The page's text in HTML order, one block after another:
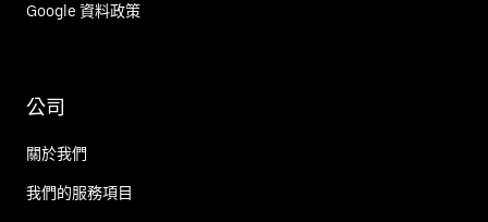
Google 資料政策
公司
關於我們
我們的服務項目